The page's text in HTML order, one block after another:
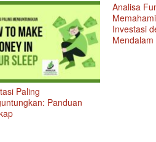
Paling
Panduan
Analisa
Investasi
Mendalam